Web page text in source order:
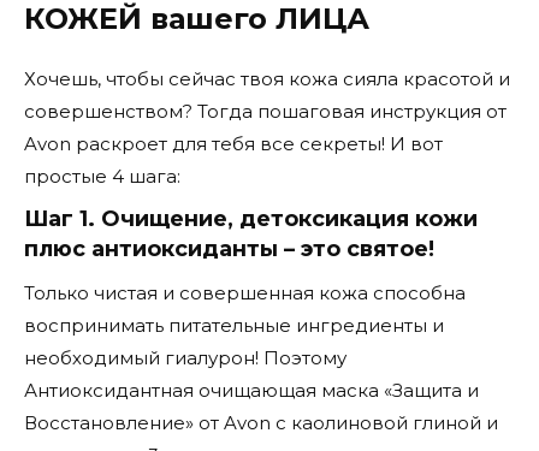
КОЖЕЙ вашего ЛИЦА
Хочешь, чтобы сейчас твоя кожа сияла красотой и
совершенством? Тогда пошаговая инструкция от
Avon раскроет для тебя все секреты! И вот
простые 4 шага:
Шаг 1. Очищение, детоксикация кожи
плюс антиоксиданты – это святое!
Только чистая и совершенная кожа способна
воспринимать питательные ингредиенты и
необходимый гиалурон! Поэтому
Антиоксидантная очищающая маска «Защита и
Восстановление» от Avon с каолиновой глиной и